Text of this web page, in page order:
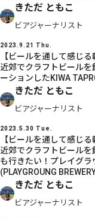
きただ ともこ
ビアジャーナリスト
2023.9.21 Thu.
【ビールを通して感じ
近郊でクラフトビール
ーションしたKIWA
きただ ともこ
ビアジャーナリスト
2023.5.30 Tue.
【ビールを通して感じ
近郊でクラフトビール
も行きたい！プレイグラ
(PLAYGROUNG
きただ ともこ
ビアジャーナリスト